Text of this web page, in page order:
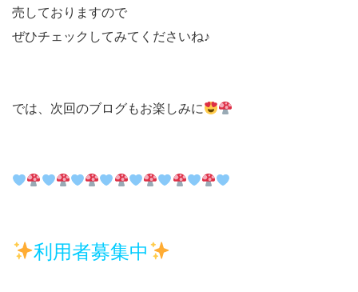
売しておりますので
ぜひチェックしてみてくださいね♪
では、次回のブログもお楽しみに
利用者募集中